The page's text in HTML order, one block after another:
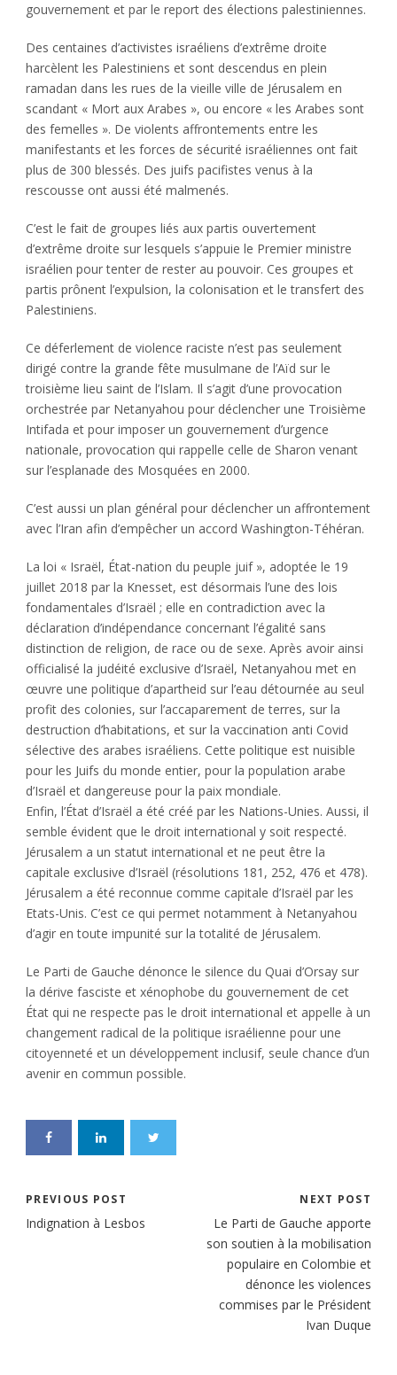
gouvernement et par le report des élections palestiniennes.
Des centaines d’activistes israéliens d’extrême droite
harcèlent les Palestiniens et sont descendus en plein
ramadan dans les rues de la vieille ville de Jérusalem en
scandant « Mort aux Arabes », ou encore « les Arabes sont
des femelles ». De violents affrontements entre les
manifestants et les forces de sécurité israéliennes ont fait
plus de 300 blessés. Des juifs pacifistes venus à la
rescousse ont aussi été malmenés.
C’est le fait de groupes liés aux partis ouvertement
d’extrême droite sur lesquels s’appuie le Premier ministre
israélien pour tenter de rester au pouvoir. Ces groupes et
partis prônent l’expulsion, la colonisation et le transfert des
Palestiniens.
Ce déferlement de violence raciste n’est pas seulement
dirigé contre la grande fête musulmane de l’Aïd sur le
troisième lieu saint de l’Islam. Il s’agit d’une provocation
orchestrée par Netanyahou pour déclencher une Troisième
Intifada et pour imposer un gouvernement d’urgence
nationale, provocation qui rappelle celle de Sharon venant
sur l’esplanade des Mosquées en 2000.
C’est aussi un plan général pour déclencher un affrontement
avec l’Iran afin d’empêcher un accord Washington-Téhéran.
La loi « Israël, État-nation du peuple juif », adoptée le 19
juillet 2018 par la Knesset, est désormais l’une des lois
fondamentales d’Israël ; elle en contradiction avec la
déclaration d’indépendance concernant l’égalité sans
distinction de religion, de race ou de sexe. Après avoir ainsi
officialisé la judéité exclusive d’Israël, Netanyahou met en
œuvre une politique d’apartheid sur l’eau détournée au seul
profit des colonies, sur l’accaparement de terres, sur la
destruction d’habitations, et sur la vaccination anti Covid
sélective des arabes israéliens. Cette politique est nuisible
pour les Juifs du monde entier, pour la population arabe
d’Israël et dangereuse pour la paix mondiale.
Enfin, l’État d’Israël a été créé par les Nations-Unies. Aussi, il
semble évident que le droit international y soit respecté.
Jérusalem a un statut international et ne peut être la
capitale exclusive d’Israël (résolutions 181, 252, 476 et 478).
Jérusalem a été reconnue comme capitale d’Israël par les
Etats-Unis. C’est ce qui permet notamment à Netanyahou
d’agir en toute impunité sur la totalité de Jérusalem.
Le Parti de Gauche dénonce le silence du Quai d’Orsay sur
la dérive fasciste et xénophobe du gouvernement de cet
État qui ne respecte pas le droit international et appelle à un
changement radical de la politique israélienne pour une
citoyenneté et un développement inclusif, seule chance d’un
avenir en commun possible.
PREVIOUS POST
Indignation à Lesbos
NEXT POST
Le Parti de Gauche apporte
son soutien à la mobilisation
populaire en Colombie et
dénonce les violences
commises par le Président
Ivan Duque